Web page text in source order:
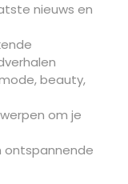
nieuws en
beauty,
om je
ontspannende